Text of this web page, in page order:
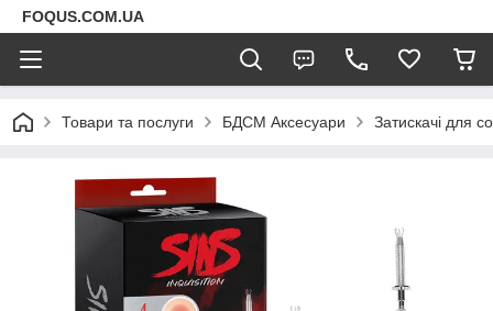
FOQUS.COM.UA
Товари та послуги БДСМ Аксесуари Затискачі для